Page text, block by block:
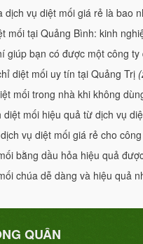
dịch vụ diệt mối giá rẻ là bao
mối tại Quảng Bình: kinh
giúp bạn có được một công ty
diệt mối uy tín tại Quảng Trị
mối trong nhà khi không
diệt mối hiệu quả từ dịch vụ
vụ diệt mối giá rẻ cho
bằng dầu hỏa hiệu quả
chúa dễ dàng và hiệu quả
QUÂN